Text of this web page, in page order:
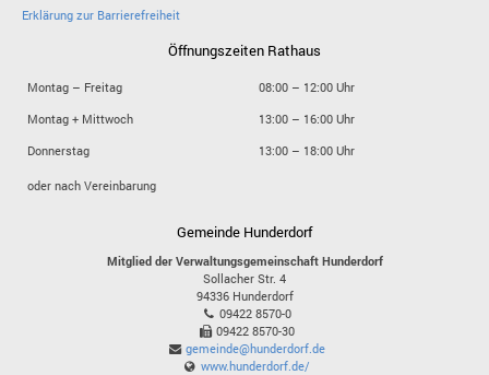
Erklärung zur Barrierefreiheit
Öffnungszeiten Rathaus
Montag – Freitag
08:00 – 12:00 Uhr
Montag + Mittwoch
13:00 – 16:00 Uhr
Donnerstag
13:00 – 18:00 Uhr
oder nach Vereinbarung
Gemeinde Hunderdorf
Mitglied der Verwaltungsgemeinschaft Hunderdorf
Sollacher Str. 4
94336 Hunderdorf
09422 8570-0
09422 8570-30
gemeinde@hunderdorf.de
www.hunderdorf.de/